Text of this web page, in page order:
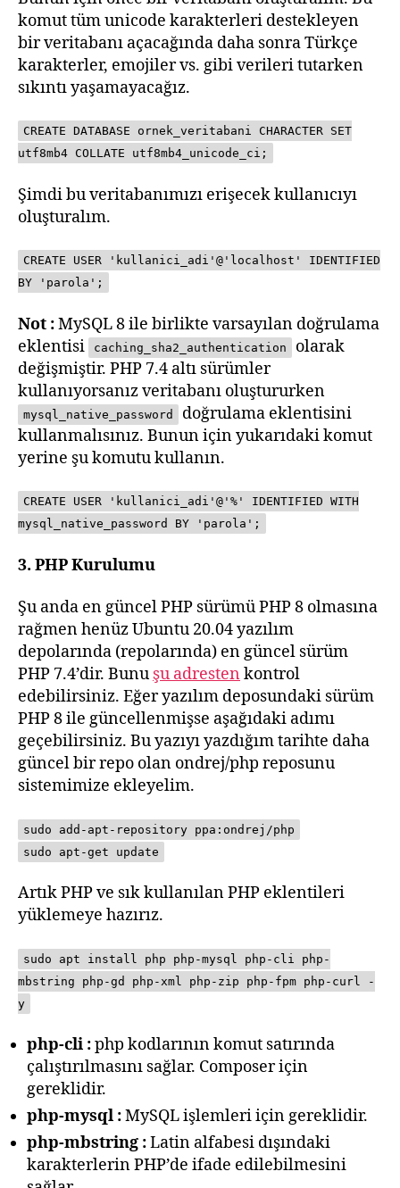
komut tüm unicode karakterleri destekleyen
bir veritabanı açacağında daha sonra Türkçe
karakterler, emojiler vs. gibi verileri tutarken
sıkıntı yaşamayacağız.
CREATE DATABASE ornek_veritabani CHARACTER SET
utf8mb4 COLLATE utf8mb4_unicode_ci;
Şimdi bu veritabanımızı erişecek kullanıcıyı
oluşturalım.
CREATE USER 'kullanici_adi'@'localhost' IDENTIFIED
BY 'parola';
Not :MySQL 8 ile birlikte varsayılan doğrulama
eklentisi
caching_sha2_authentication
olarak
değişmiştir. PHP 7.4 altı sürümler
kullanıyorsanız veritabanı oluştururken
mysql_native_password
doğrulama eklentisini
kullanmalısınız. Bunun için yukarıdaki komut
yerine şu komutu kullanın.
CREATE USER 'kullanici_adi'@'%' IDENTIFIED WITH
mysql_native_password BY 'parola';
3. PHP Kurulumu
Şu anda en güncel PHP sürümü PHP 8 olmasına
rağmen henüz Ubuntu 20.04 yazılım
depolarında (repolarında) en güncel sürüm
PHP 7.4’dir. Bunu şu adresten kontrol
edebilirsiniz. Eğer yazılım deposundaki sürüm
PHP 8 ile güncellenmişse aşağıdaki adımı
geçebilirsiniz. Bu yazıyı yazdığım tarihte daha
güncel bir repo olan ondrej/php reposunu
sistemimize ekleyelim.
sudo add-apt-repository ppa:ondrej/php
sudo apt-get update
Artık PHP ve sık kullanılan PHP eklentileri
yüklemeye hazırız.
sudo apt install php php-mysql php-cli php-
mbstring php-gd php-xml php-zip php-fpm php-curl -
y
php-cli :php kodlarının komut satırında
çalıştırılmasını sağlar. Composer için
gereklidir.
php-mysql :MySQL işlemleri için gereklidir.
php-mbstring :Latin alfabesi dışındaki
karakterlerin PHP’de ifade edilebilmesini